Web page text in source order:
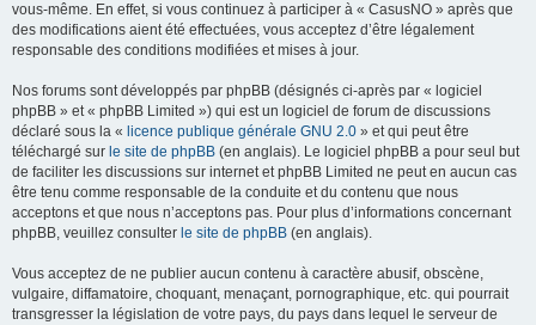
vous-même. En effet, si vous continuez à participer à « CasusNO » après que
des modifications aient été effectuées, vous acceptez d’être légalement
responsable des conditions modifiées et mises à jour.
Nos forums sont développés par phpBB (désignés ci-après par « logiciel
phpBB » et « phpBB Limited ») qui est un logiciel de forum de discussions
déclaré sous la « licence publique générale GNU 2.0 » et qui peut être
téléchargé sur le site de phpBB (en anglais). Le logiciel phpBB a pour seul but
de faciliter les discussions sur internet et phpBB Limited ne peut en aucun cas
être tenu comme responsable de la conduite et du contenu que nous
acceptons et que nous n’acceptons pas. Pour plus d’informations concernant
phpBB, veuillez consulter le site de phpBB (en anglais).
Vous acceptez de ne publier aucun contenu à caractère abusif, obscène,
vulgaire, diffamatoire, choquant, menaçant, pornographique, etc. qui pourrait
transgresser la législation de votre pays, du pays dans lequel le serveur de